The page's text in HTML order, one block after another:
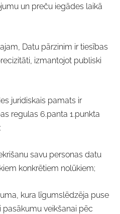
un preču iegādes laikā
Datu pārzinim ir tiesības
izmantojot publiski
juridiskais pamats ir
regulas 6.panta 1.punkta
savu personas datu
konkrētiem nolūkiem;
kura līgumslēdzēja puse
pasākumu veikšanai pēc